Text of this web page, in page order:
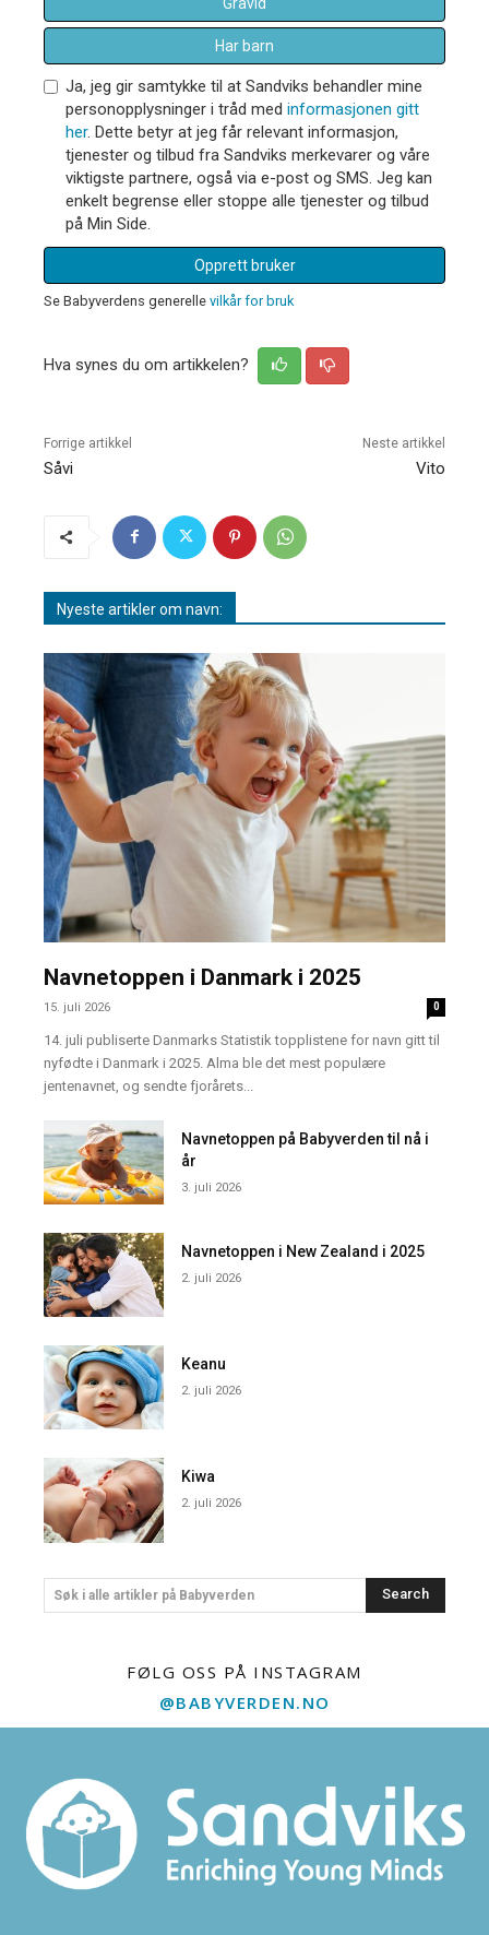
Har barn
Ja, jeg gir samtykke til at Sandviks behandler mine
personopplysninger i tråd med informasjonen gitt
her. Dette betyr at jeg får relevant informasjon,
tjenester og tilbud fra Sandviks merkevarer og våre
viktigste partnere, også via e-post og SMS. Jeg kan
enkelt begrense eller stoppe alle tjenester og tilbud
på Min Side.
Opprett bruker
Se Babyverdens generelle vilkår for bruk
Hva synes du om artikkelen?
Forrige artikkel
Såvi
Neste artikkel
Vito
Nyeste artikler om navn:
Navnetoppen i Danmark i 2025
15. juli 2026 0
14. juli publiserte Danmarks Statistik topplistene for navn gitt til
nyfødte i Danmark i 2025. Alma ble det mest populære
jentenavnet, og sendte fjorårets...
Navnetoppen på Babyverden til nå i
år
3. juli 2026
Navnetoppen i New Zealand i 2025
2. juli 2026
Keanu
2. juli 2026
Kiwa
2. juli 2026
Søk i alle artikler på Babyverden Search
FØLG OSS PÅ INSTAGRAM
@BABYVERDEN.NO